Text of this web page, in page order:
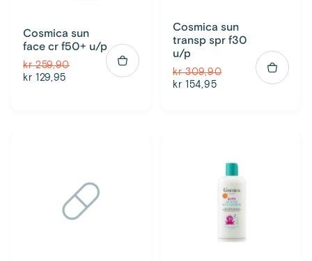
Cosmica sun
face cr f50+ u/p
kr 259,90
kr 129,95
Cosmica sun
transp spr f30
u/p
kr 309,90
kr 154,95